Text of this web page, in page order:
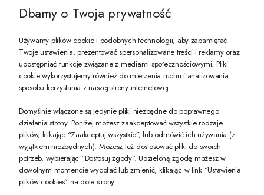
PREZENT DLA CIEBIE!
-10% na pierwsze zakupy na zeccoro.pl Gdy zapiszesz się do naszego
Twoje dane będą przetwarzane zgodnie z nasząpolityką prywatności
POKAŻ PEŁNĄ WERSJĘ STRONY
Dbamy o Twoja prywatność
Używamy plików cookie i podobnych technologii, aby zapamiętać
Twoje ustawienia, prezentować spersonalizowane treści i reklamy oraz
udostępniać funkcje związane z mediami społecznościowymi. Pliki
cookie wykorzystujemy również do mierzenia ruchu i analizowania
sposobu korzystania z naszej strony internetowej.
Domyślnie włączone są jedynie pliki niezbędne do poprawnego
działania strony. Poniżej możesz zaakceptować wszystkie rodzaje
plików, klikając “Zaakceptuj wszystkie”, lub odmówić ich używania (z
wyjątkiem niezbędnych). Możesz też dostosować pliki do swoich
potrzeb, wybierając “Dostosuj zgody”. Udzieloną zgodę możesz w
dowolnym momencie wycofać lub zmienić, klikając w link “Ustawienia
plików cookies” na dole strony.